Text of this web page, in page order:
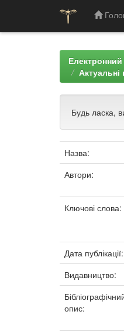
Будь ласка,
Назва:
Автори:
Ключові слова:
Дата публікації:
Видавництво:
опис: